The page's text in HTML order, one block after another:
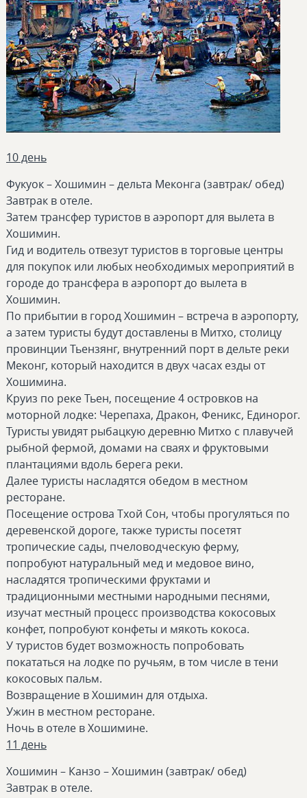
10 день
Фукуок – Хошимин – дельта Меконга (завтрак/ обед)
Завтрак в отеле.
Затем трансфер туристов в аэропорт для вылета в
Хошимин.
Гид и водитель отвезут туристов в торговые центры
для покупок или любых необходимых мероприятий в
городе до трансфера в аэропорт до вылета в
Хошимин.
По прибытии в город Хошимин – встреча в аэропорту,
а затем туристы будут доставлены в Митхо, столицу
провинции Тьензянг, внутренний порт в дельте реки
Меконг, который находится в двух часах езды от
Хошимина.
Круиз по реке Тьен, посещение 4 островков на
моторной лодке: Черепаха, Дракон, Феникс, Единорог.
Туристы увидят рыбацкую деревню Митхо с плавучей
рыбной фермой, домами на сваях и фруктовыми
плантациями вдоль берега реки.
Далее туристы насладятся обедом в местном
ресторане.
Посещение острова Тхой Сон, чтобы прогуляться по
деревенской дороге, также туристы посетят
тропические сады, пчеловодческую ферму,
попробуют натуральный мед и медовое вино,
насладятся тропическими фруктами и
традиционными местными народными песнями,
изучат местный процесс производства кокосовых
конфет, попробуют конфеты и мякоть кокоса.
У туристов будет возможность попробовать
покататься на лодке по ручьям, в том числе в тени
кокосовых пальм.
Возвращение в Хошимин для отдыха.
Ужин в местном ресторане.
Ночь в отеле в Хошиминe.
11 день
Хошимин – Канзо – Хошимин (завтрак/ обед)
Завтрак в отеле.